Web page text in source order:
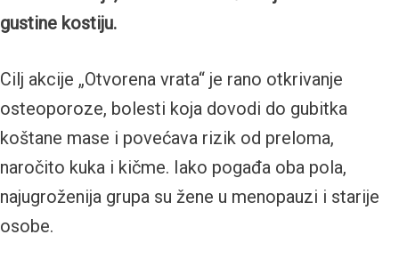
gustine kostiju.
Cilj akcije „Otvorena vrata“ je rano otkrivanje
osteoporoze, bolesti koja dovodi do gubitka
koštane mase i povećava rizik od preloma,
naročito kuka i kičme. Iako pogađa oba pola,
najugroženija grupa su žene u menopauzi i starije
osobe.